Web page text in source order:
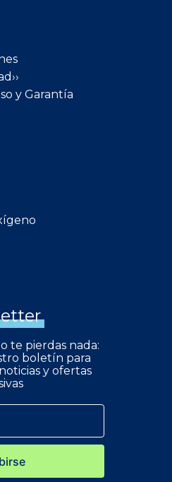
y Garantía
te pierdas nada:
boletín para
y ofertas